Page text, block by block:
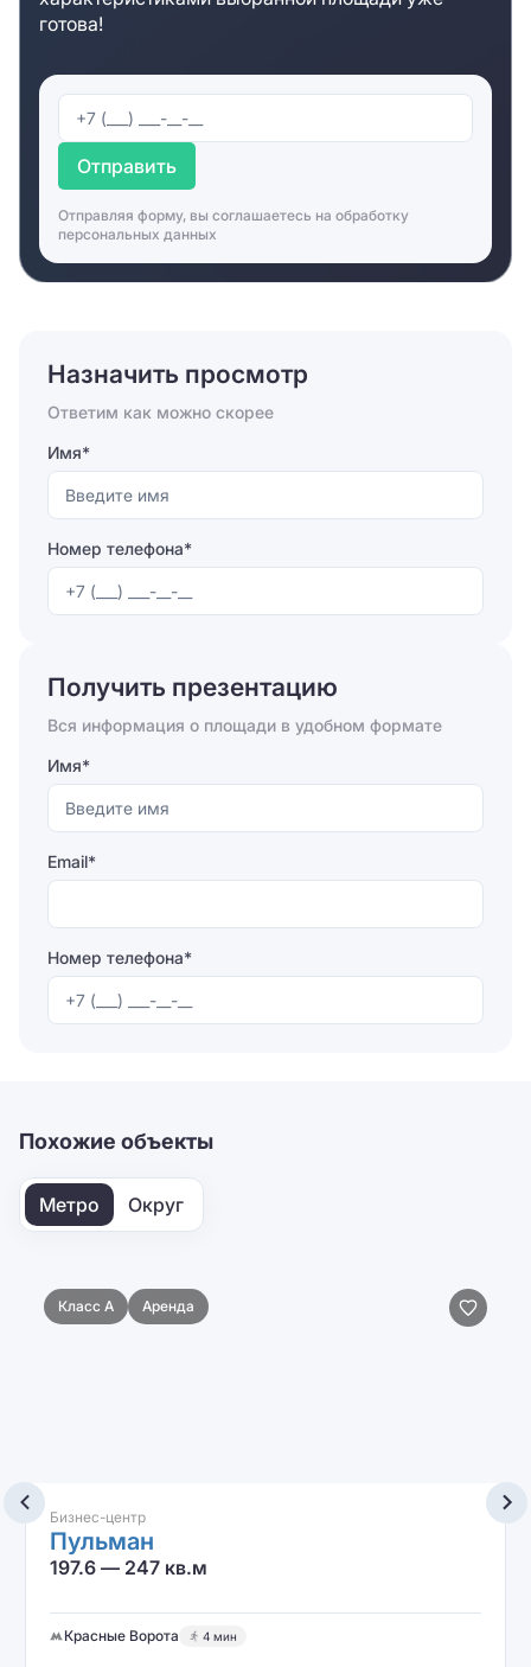
«Юсупов Двор» заметно выделяется среди других
подобных зданий. В числе преимуществ, которые
арендаторов: Обособленность от других зданий и
сооружений; Оригинальное стилевое решение –
использованы отделочные материалы с эффектом
старины; Исторические отголоски в архитектуре;
Презентабельный и роскошный вид главного входа в
здание. Внутренняя отделка бц не менее
привлекательна: для декорирования различных
поверхностей используются материалы, отвечающие
убранством: она облагорожена, озеленена,
декорирована. Планировка офисных помещений
такова, что пространство можно зонировать, отводя
каждому месту свою роль. В каждом офисе
функционируют все предусмотренные проектом
здания инженерные системы (вентиляция,
проведен интернет. БЦ 24 часа в сутки находится под
контролем охраны.
готова!
Отправить
Отправляя форму, вы соглашаетесь на обработку
персональных данных
Назначить просмотр
Ответим как можно скорее
Имя*
Номер телефона*
Отправить
Получить презентацию
Вся информация о площади в удобном формате
Имя*
Email*
Номер телефона*
Похожие объекты
Метро Округ
Класс A Аренда
Бизнес-центр
Пульман
197.6 — 247 кв.м
Красные Ворота 4 мин